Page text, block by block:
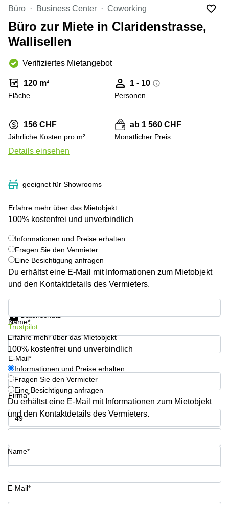
Lausanne
Coworking
Genf
Bern
Coworking
Winterthur
Büro
Zürich
mieten
Büro
mieten
Büro
mieten
Büro
mieten
Luzern
Business
Business
Center
Zug
Business
Center
Bern
40 Zürich
Gotthardstrasse
26 Zug
28 Zug
Gubelstrasse
12 Zug
General-
Strasse
6/8 Zug
Baarerstrasse
Grafenauweg
8 Zug
Teichgässlein
9 Basel
29 Basel
Zugerstrasse
32 Baar
Glärnischstrasse
4 Luzern
Büro Business Center Coworking
Büro zur Miete in Claridenstrasse,
Wallisellen
Verifiziertes Mietangebot
120 m²
Fläche
1 - 10
Personen
156 CHF
Jährliche Kosten pro m²
Details einsehen
ab 1 560 CHF
Monatlicher Preis
geeignet für Showrooms
Erfahre mehr über das Mietobjekt
100% kostenfrei und unverbindlich
Informationen und Preise erhalten
Fragen Sie den Vermieter
Eine Besichtigung anfragen
Du erhältst eine E-Mail mit Informationen zum Mietobjekt
und den Kontaktdetails des Vermieters.
Name*
E-Mail*
Firma*
Telefon*
Datenschutz
Trustpilot
Erfahre mehr über das Mietobjekt
100% kostenfrei und unverbindlich
Informationen und Preise erhalten
Fragen Sie den Vermieter
Eine Besichtigung anfragen
Du erhältst eine E-Mail mit Informationen zum Mietobjekt
und den Kontaktdetails des Vermieters.
Name*
E-Mail*
Informationen und Preise erhalten